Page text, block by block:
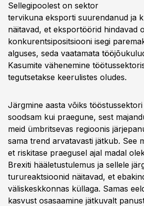
Sellegipoolest on sektor
tervikuna eksporti suurendanud ja
näitavad, et eksportöörid hindavad
konkurentsipositsiooni isegi
alguses, seda vaatamata
Kasumite vähenemine
tegutsetakse keerulistes oludes.
Järgmine aasta võiks
soodsam kui praegune, sest
meid ümbritsevas regioonis
sama trend arvatavasti jätkub. See
et riskitase praegusel ajal madal
Brexiti hääletustulemus ja sellele
turureaktsioonid näitavad, et
väliskeskkonnas küllaga. Samas
kasvust osasaamine jätkuvalt